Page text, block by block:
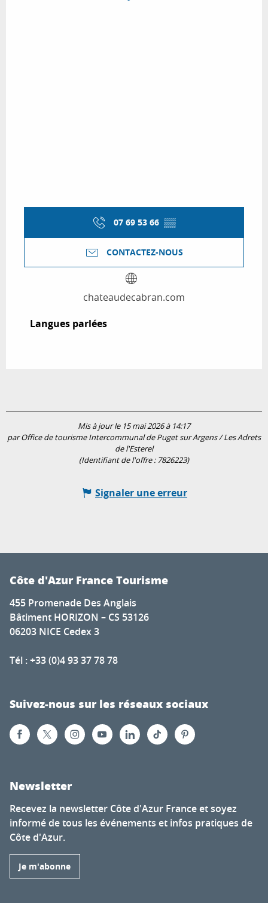
07 69 53 66 ▒▒
CONTACTEZ-NOUS
chateaudecabran.com
Langues parlées
Langues parlées
Mis à jour le 15 mai 2026 à 14:17
par Office de tourisme Intercommunal de Puget sur Argens / Les Adrets
de l'Esterel
(Identifiant de l'offre : 7826223)
Signaler une erreur
Côte d'Azur France Tourisme
455 Promenade Des Anglais
Bâtiment HORIZON – CS 53126
06203 NICE Cedex 3
Tél : +33 (0)4 93 37 78 78
Suivez-nous sur les réseaux sociaux
Newsletter
Recevez la newsletter Côte d'Azur France et soyez
informé de tous les événements et infos pratiques de
Côte d'Azur.
Je m'abonne